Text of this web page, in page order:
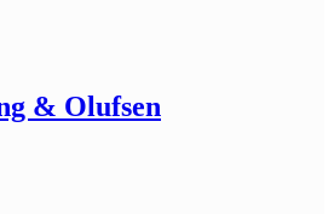
& Olufsen